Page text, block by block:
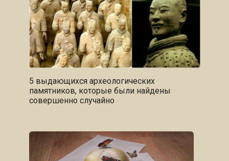
5 выдающихся археологических
памятников, которые были найдены
совершенно случайно